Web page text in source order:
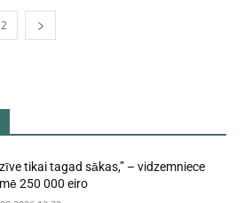
tikai tagad sākas,” – vidzemniece
250 000 eiro